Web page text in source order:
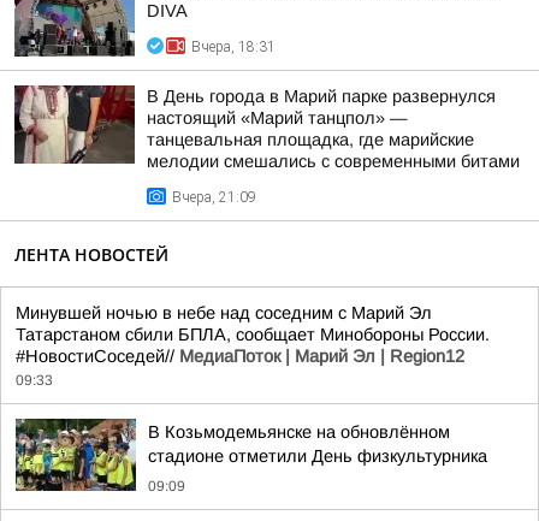
DIVA
Вчера, 18:31
В День города в Марий парке развернулся
настоящий «Марий танцпол» —
танцевальная площадка, где марийские
мелодии смешались с современными битами
Вчера, 21:09
ЛЕНТА НОВОСТЕЙ
Минувшей ночью в небе над соседним с Марий Эл
Татарстаном сбили БПЛА, сообщает Минобороны России.
#НовостиСоседей// МедиаПоток | Марий Эл | Region12
09:33
В Козьмодемьянске на обновлённом
стадионе отметили День физкультурника
09:09